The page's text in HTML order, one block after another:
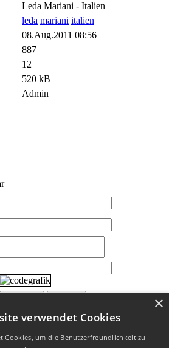
Leda Mariani - Italien
leda mariani italien
08.Aug.2011 08:56
887
12
520 kB
Admin
verwendet Cookies
Cookies, um die Benutzerfreundlichkeit zu
×